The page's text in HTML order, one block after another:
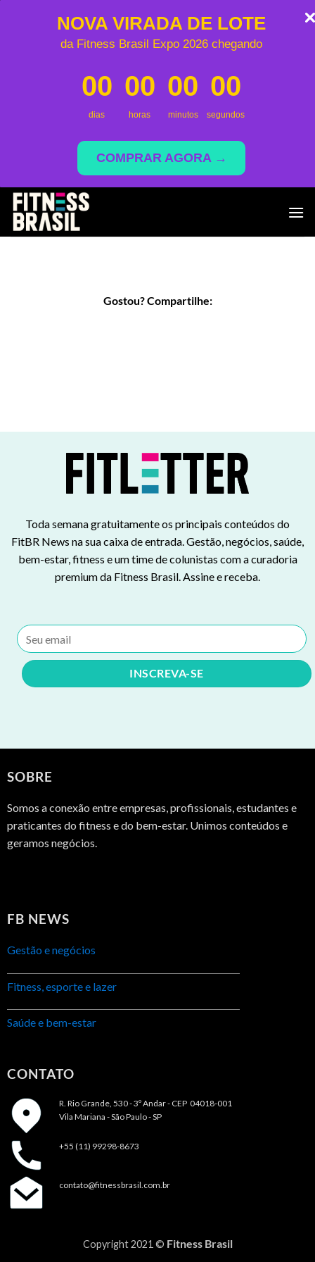
NOVA VIRADA DE LOTE
da Fitness Brasil Expo 2026 chegando
00
dias
00
horas
00
minutos
00
segundos
COMPRAR AGORA →
Skip
content
Gostou? Compartilhe:
Toda semana gratuitamente os principais conteúdos do
FitBR News na sua caixa de entrada. Gestão, negócios, saúde,
bem-estar, fitness e um time de colunistas com a curadoria
premium da Fitness Brasil. Assine e receba.
SOBRE
Somos a conexão entre empresas, profissionais, estudantes e
praticantes do fitness e do bem-estar. Unimos conteúdos e
geramos negócios.
FB NEWS
Gestão e negócios
Fitness, esporte e lazer
Saúde e bem-estar
CONTATO
R. Rio Grande, 530 - 3º Andar - CEP 04018-001
Vila Mariana - São Paulo - SP
+55 (11) 99298-8673
contato@fitnessbrasil.com.br
Copyright 2021 © Fitness Brasil